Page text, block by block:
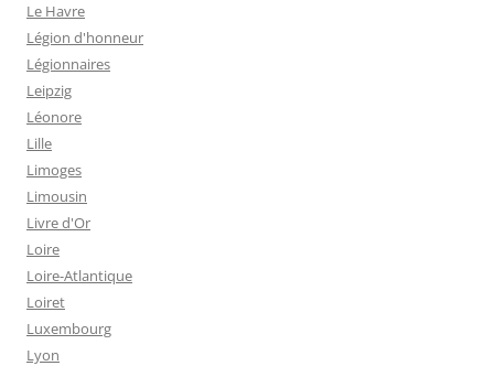
Le Havre
Légion d'honneur
Légionnaires
Leipzig
Léonore
Lille
Limoges
Limousin
Livre d'Or
Loire
Loire-Atlantique
Loiret
Luxembourg
Lyon